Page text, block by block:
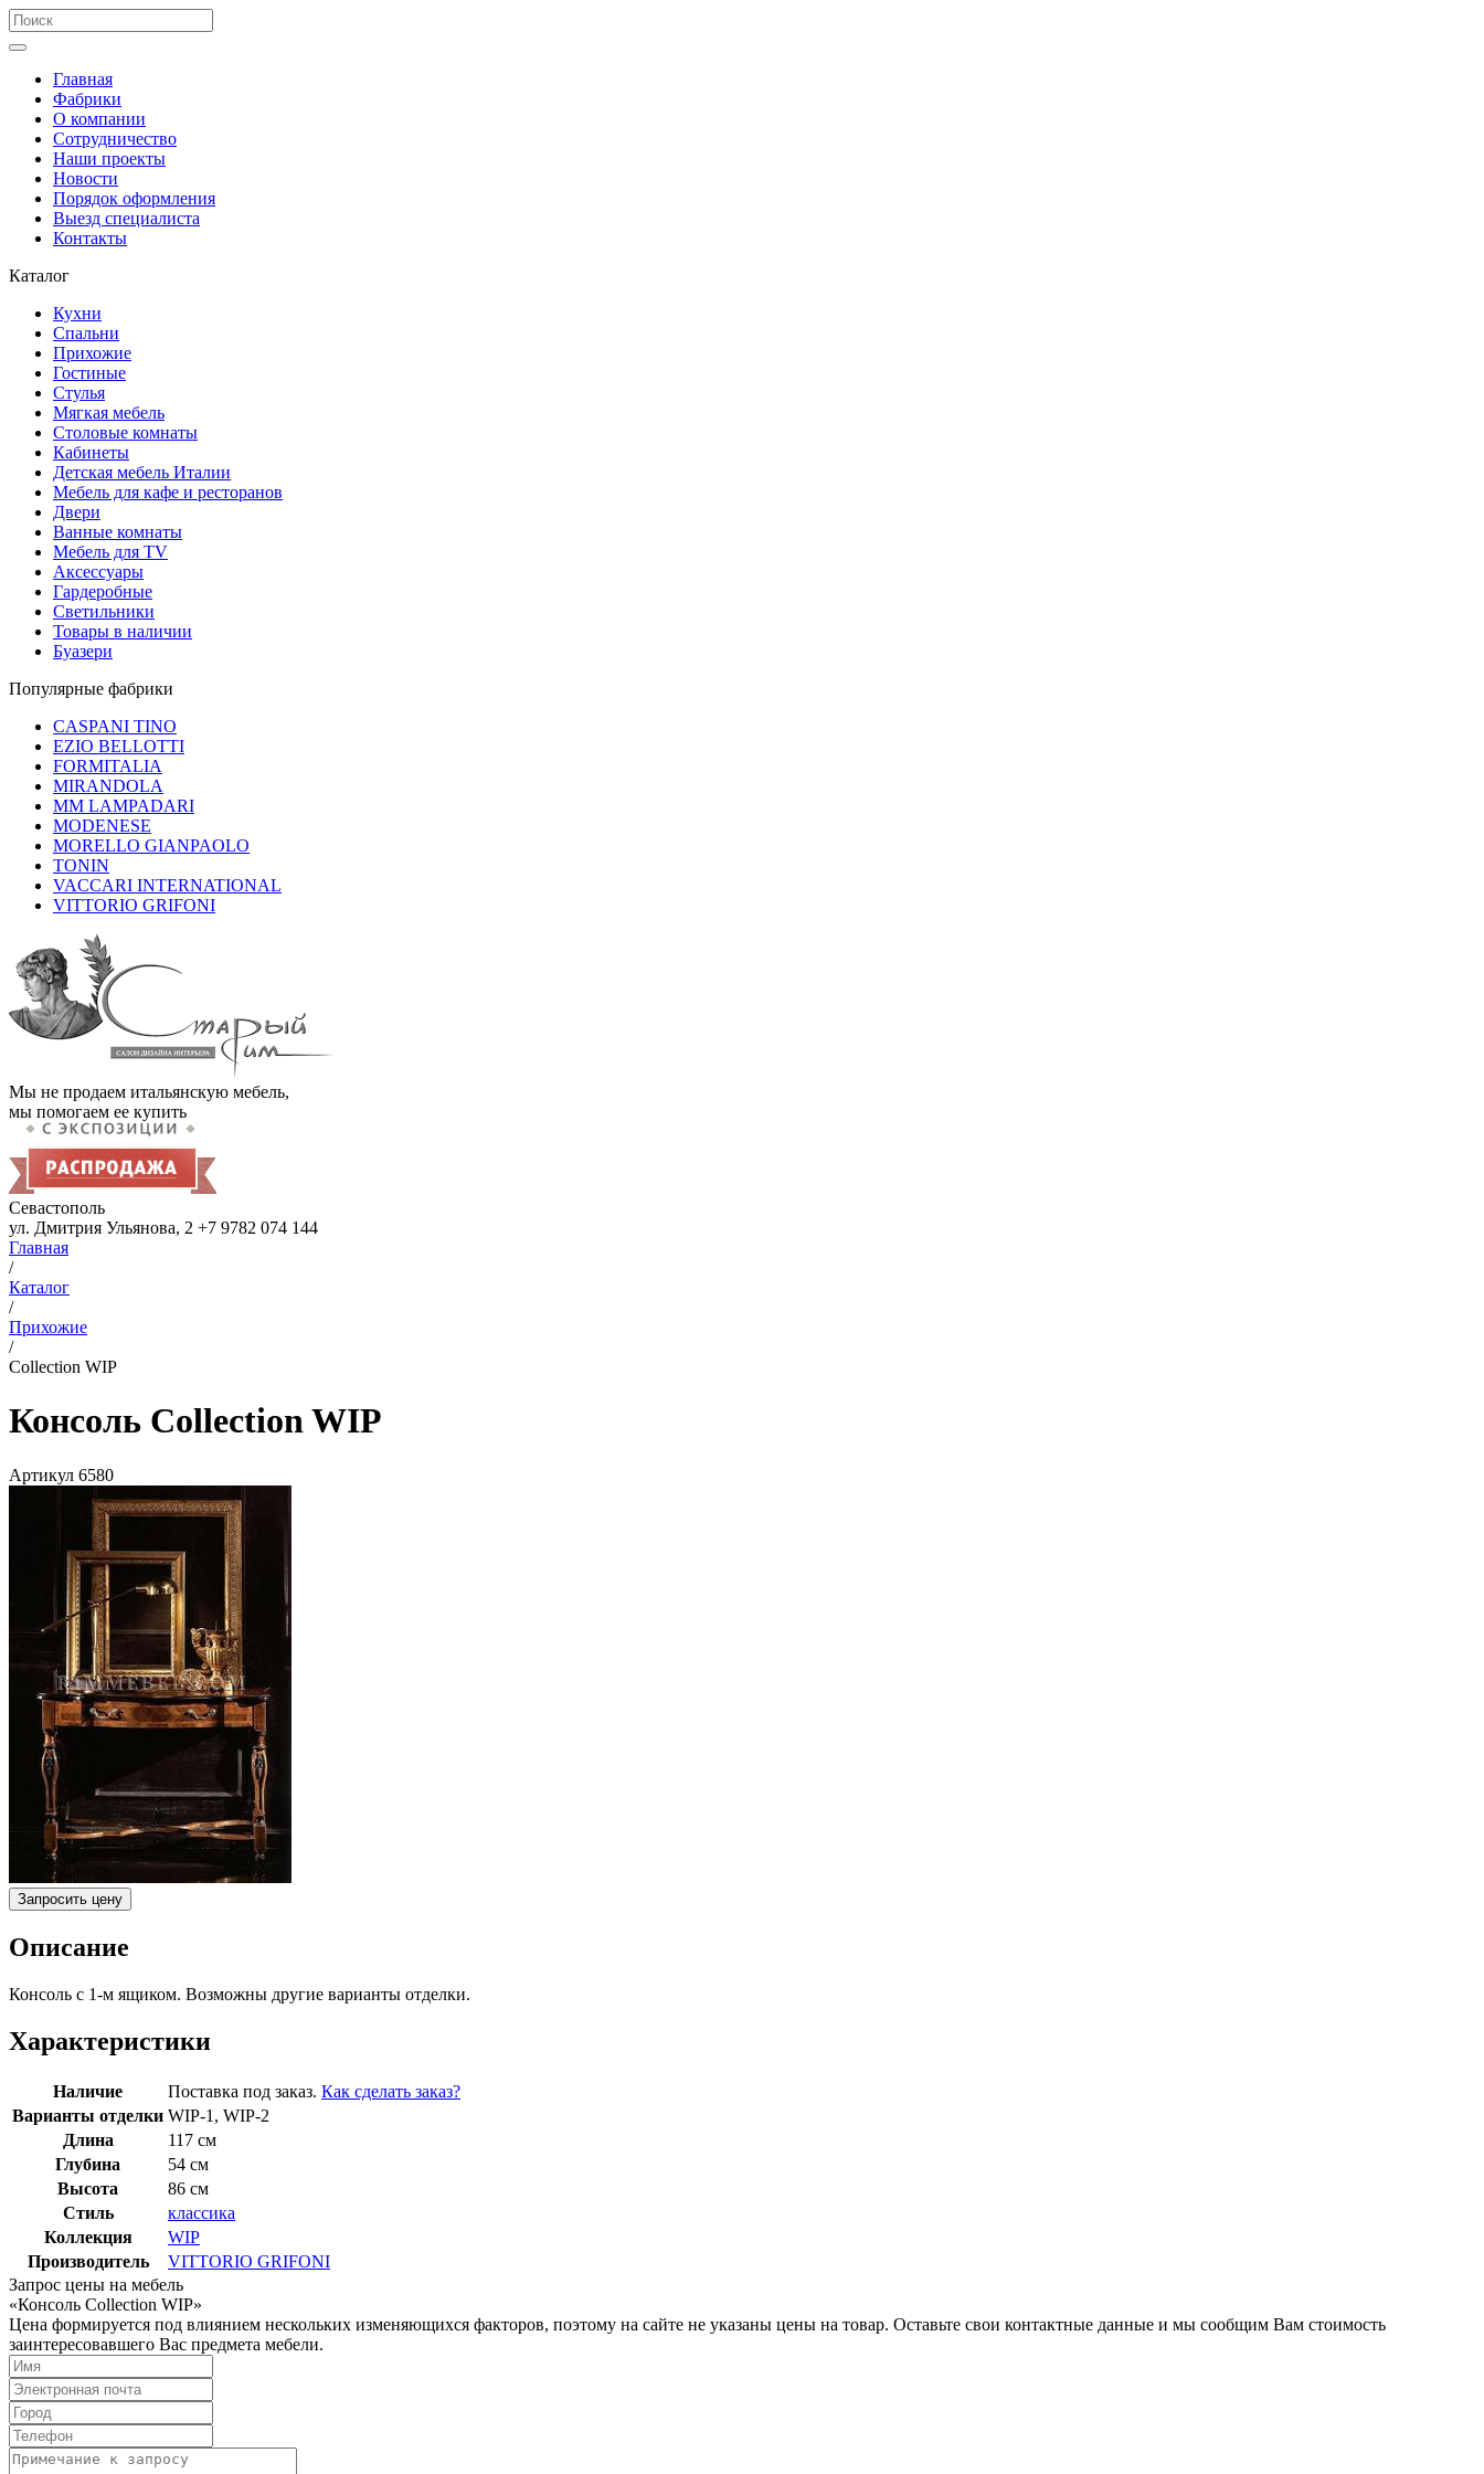
Главная
Фабрики
О компании
Сотрудничество
Наши проекты
Новости
Порядок оформления
Выезд специалиста
Контакты
Каталог
Кухни
Спальни
Прихожие
Гостиные
Стулья
Мягкая мебель
Столовые комнаты
Кабинеты
Детская мебель Италии
Мебель для кафе и ресторанов
Двери
Ванные комнаты
Мебель для TV
Аксессуары
Гардеробные
Светильники
Товары в наличии
Буазери
Популярные фабрики
CASPANI TINO
EZIO BELLOTTI
FORMITALIA
MIRANDOLA
MM LAMPADARI
MODENESE
MORELLO GIANPAOLO
TONIN
VACCARI INTERNATIONAL
VITTORIO GRIFONI
Мы не продаем итальянскую мебель,
мы помогаем ее купить
Севастополь
ул. Дмитрия Ульянова, 2 +7 9782 074 144
Главная
/
Каталог
/
Прихожие
/
Collection WIP
Консоль Collection WIP
Артикул 6580
Запросить цену
Описание
Консоль с 1-м ящиком. Возможны другие варианты отделки.
Характеристики
Наличие Поставка под заказ. Как сделать заказ?
Варианты отделки WIP-1, WIP-2
Длина
117 см
Глубина
54 см
Высота
86 см
Стиль
классика
Коллекция
WIP
Производитель
VITTORIO GRIFONI
Запрос цены на мебель
«Консоль Collection WIP»
Цена формируется под влиянием нескольких изменяющихся факторов, поэтому на сайте не указаны цены на товар. Оставьте свои контактные данные и мы сообщим Вам стоимость
заинтересовавшего Вас предмета мебели.